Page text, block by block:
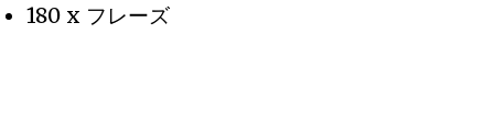
180 x フレーズ